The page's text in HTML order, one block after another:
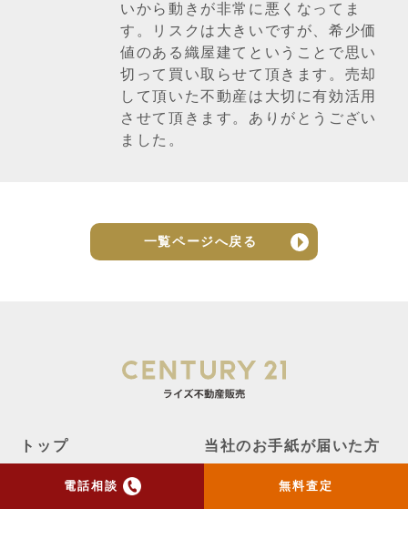
電話相談 無料査定
いから動きが非常に悪くなってま
す。リスクは大きいですが、希少価
値のある織屋建てということで思い
切って買い取らせて頂きます。売却
して頂いた不動産は大切に有効活用
させて頂きます。ありがとうござい
ました。
一覧ページへ戻る
トップ
当社のお手紙が届いた方
へ